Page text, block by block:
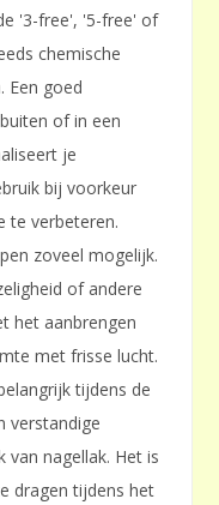
'3-free', '5-free' of
chemische
Een goed
of in een
je
bij voorkeur
te verbeteren.
zoveel mogelijk.
of andere
het aanbrengen
met frisse lucht.
tijdens de
verstandige
nagellak. Het is
dragen tijdens het